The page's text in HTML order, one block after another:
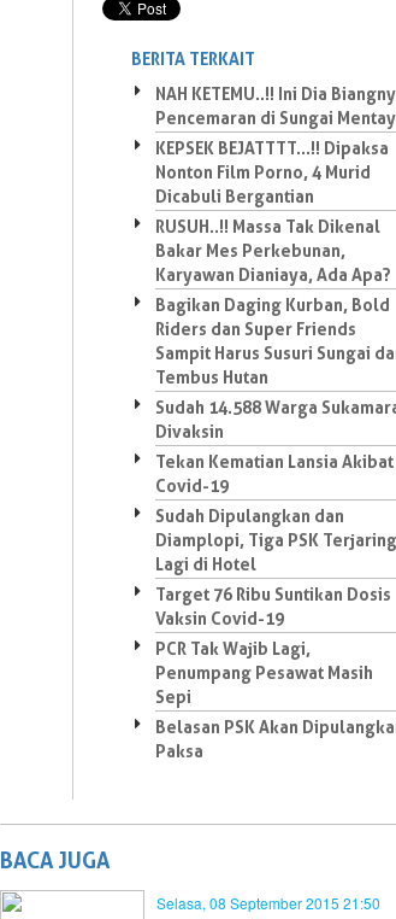
BERITA TERKAIT
NAH KETEMU..!! Ini Dia
Pencemaran di Sungai
KEPSEK BEJATTTT...!! Dipaksa
Nonton Film Porno, 4 Murid
Dicabuli Bergantian
RUSUH..!! Massa Tak Dikenal
Bakar Mes Perkebunan,
Karyawan Dianiaya, Ada Apa?
Bagikan Daging Kurban, Bold
Riders dan Super Friends
Sampit Harus Susuri Sungai
Tembus Hutan
Sudah 14.588 Warga
Divaksin
Tekan Kematian Lansia Akibat
Covid-19
Sudah Dipulangkan dan
Diamplopi, Tiga PSK Terjaring
Lagi di Hotel
Target 76 Ribu Suntikan Dosis
Vaksin Covid-19
PCR Tak Wajib Lagi,
Penumpang Pesawat Masih
Sepi
Belasan PSK Akan
Paksa
BACA JUGA
Selasa, 08 September 2015 21:50